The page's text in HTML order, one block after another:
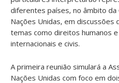
diferentes países, no âmbito da
Nações Unidas, em discussões
temas como direitos humanos
internacionais e civis.
A primeira reunião simulará a
Nações Unidas com foco em